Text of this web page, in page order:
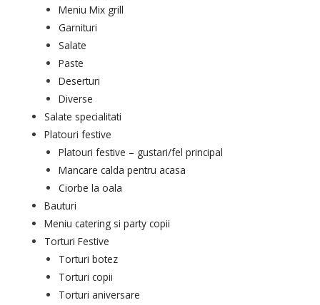
Meniu Mix grill
Garnituri
Salate
Paste
Deserturi
Diverse
Salate specialitati
Platouri festive
Platouri festive – gustari/fel principal
Mancare calda pentru acasa
Ciorbe la oala
Bauturi
Meniu catering si party copii
Torturi Festive
Torturi botez
Torturi copii
Torturi aniversare